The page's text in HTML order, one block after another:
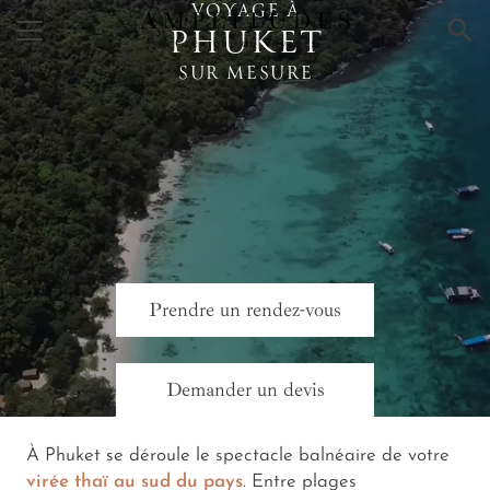
× VOYAGE À
PHUKET
SUR MESURE
Prendre un rendez-vous
Demander un devis
À Phuket se déroule le spectacle balnéaire de votre
virée thaï au sud du pays. Entre plages